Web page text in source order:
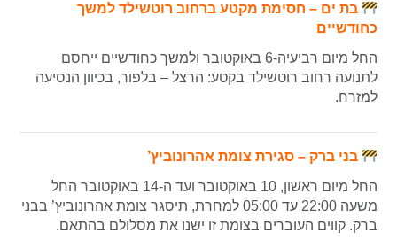
בת ים – חסימת מקטע ברחוב רוטשילד למשך
כחודשיים
החל מיום רביעיה-6 באוקטובר ולמשך כחודשיים ייחסם
לתנועה רחוב רוטשילד בקטע: הרצל – בלפור, בכיוון הנסיעה
למזרח.
בני ברק – סגירת צומת אהרונוביץ’
החל מיום ראשון, 10 באוקטובר ועד ה-14 באוקטובר החל
משעה 22:00 עד 05:00 למחרת, תיסגר צומת אהרונוביץ’ בבני
ברק. קווים העוברים בצומת זו ישנו את מסלולם בהתאם.